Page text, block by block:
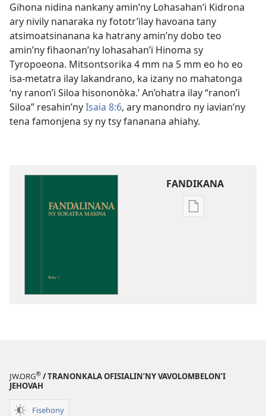
Gihona nidina nankany amin’ny Lohasahan’i Kidrona
ary nivily nanaraka ny fototr’ilay havoana tany
atsimoatsinanana ka hatrany amin’ny dobo teo
amin’ny fihaonan’ny lohasahan’i Hinoma sy
Tyropoeona. Mitsontsorika 4 mm na 5 mm eo ho eo
isa-metatra ilay lakandrano, ka izany no mahatonga
‘ny ranon’i Siloa hisononòka.’ An’ohatra ilay “ranon’i
Siloa” resahin’nyIsaia 8:6, ary manondro ny iavian’ny
tena famonjena sy ny tsy fananana ahiahy.
FANDIKANA
Fandikana
JW.ORG® / TRANONKALA OFISIALIN’NY VAVOLOMBELON’I
JEHOVAH
Fisehony